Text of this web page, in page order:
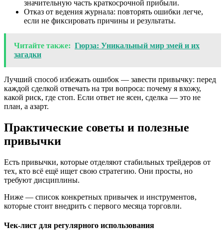
значительную часть краткосрочной прибыли.
Отказ от ведения журнала: повторять ошибки легче,
если не фиксировать причины и результаты.
Читайте также: Гюрза: Уникальный мир змей и их
загадки
Лучший способ избежать ошибок — завести привычку: перед
каждой сделкой отвечать на три вопроса: почему я вхожу,
какой риск, где стоп. Если ответ не ясен, сделка — это не
план, а азарт.
Практические советы и полезные
привычки
Есть привычки, которые отделяют стабильных трейдеров от
тех, кто всё ещё ищет свою стратегию. Они просты, но
требуют дисциплины.
Ниже — список конкретных привычек и инструментов,
которые стоит внедрить с первого месяца торговли.
Чек-лист для регулярного использования